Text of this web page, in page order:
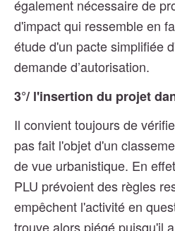
également nécessaire de
d'impact qui ressemble en
étude d'un pacte simplifiée
demande d’autorisation.
3°/ l'insertion du projet
Il convient toujours de
pas fait l'objet d'un
de vue urbanistique. En
PLU prévoient des règles
empêchent l'activité en
trouve alors piégé puisqu'il